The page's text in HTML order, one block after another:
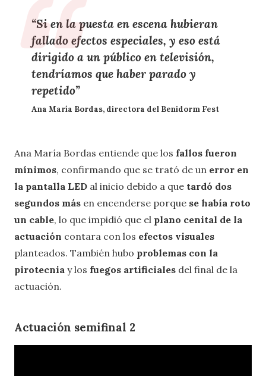
“Si en la puesta en escena hubieran
fallado efectos especiales, y eso está
dirigido a un público en televisión,
tendríamos que haber parado y
repetido”
Ana María Bordas, directora del Benidorm Fest
Ana María Bordas entiende que los fallos fueron
mínimos, confirmando que se trató de un error en
la pantalla LED al inicio debido a que tardó dos
segundos más en encenderse porque se había roto
un cable, lo que impidió que el plano cenital de la
actuación contara con los efectos visuales
planteados. También hubo problemas con la
pirotecnia y los fuegos artificiales del final de la
actuación.
Actuación semifinal 2